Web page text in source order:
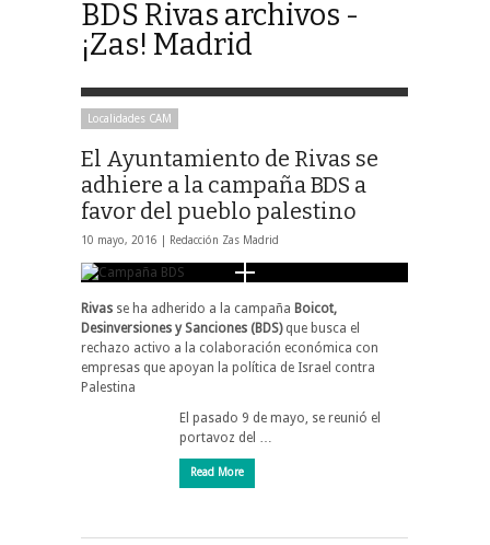
BDS Rivas archivos -
¡Zas! Madrid
Localidades CAM
El Ayuntamiento de Rivas se
adhiere a la campaña BDS a
favor del pueblo palestino
10 mayo, 2016 | Redacción Zas Madrid
Rivas se ha adherido a la campaña Boicot,
Desinversiones y Sanciones (BDS) que busca el
rechazo activo a la colaboración económica con
empresas que apoyan la política de Israel contra
Palestina
El pasado 9 de mayo, se reunió el
portavoz del …
Read More